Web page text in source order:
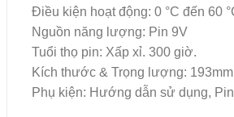
Điều kiện hoạt động: 0 °C đến 60
Nguồn năng lượng: Pin 9V
Tuổi thọ pin: Xấp xỉ. 300 giờ.
Kích thước & Trọng lượng:
Phụ kiện: Hướng dẫn sử dụng,